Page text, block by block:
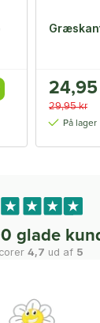
29,95 kr
På lager
glade
4,7 ud af 5